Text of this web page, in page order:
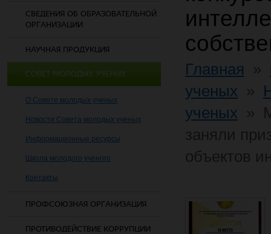
СВЕДЕНИЯ ОБ ОБРАЗОВАТЕЛЬНОЙ
ОРГАНИЗАЦИИ
НАУЧНАЯ ПРОДУКЦИЯ
СОВЕТ МОЛОДЫХ УЧЕНЫХ
О Совете молодых ученых
Новости Совета молодых ученых
Информационные ресурсы
Школа молодого ученого
Контакты
ПРОФСОЮЗНАЯ ОРГАНИЗАЦИЯ
ПРОТИВОДЕЙСТВИЕ КОРРУПЦИИ
Главная
ученых
ученых